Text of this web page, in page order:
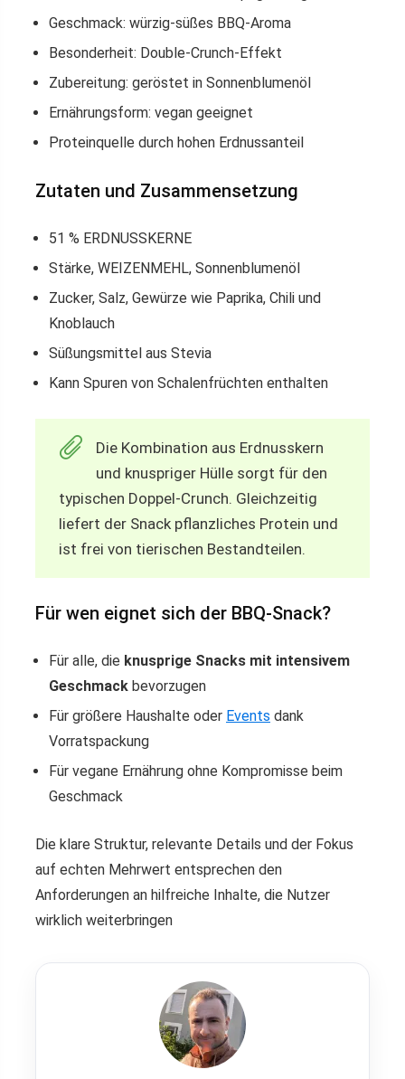
Geschmack: würzig-süßes BBQ-Aroma
Besonderheit: Double-Crunch-Effekt
Zubereitung: geröstet in Sonnenblumenöl
Ernährungsform: vegan geeignet
Proteinquelle durch hohen Erdnussanteil
Zutaten und Zusammensetzung
51 % ERDNUSSKERNE
Stärke, WEIZENMEHL, Sonnenblumenöl
Zucker, Salz, Gewürze wie Paprika, Chili und
Knoblauch
Süßungsmittel aus Stevia
Kann Spuren von Schalenfrüchten enthalten
Die Kombination aus Erdnusskern
und knuspriger Hülle sorgt für den
typischen Doppel-Crunch. Gleichzeitig
liefert der Snack pflanzliches Protein und
ist frei von tierischen Bestandteilen.
Für wen eignet sich der BBQ-Snack?
Für alle, die knusprige Snacks mit intensivem
Geschmack bevorzugen
Für größere Haushalte oder Events dank
Vorratspackung
Für vegane Ernährung ohne Kompromisse beim
Geschmack
Die klare Struktur, relevante Details und der Fokus
auf echten Mehrwert entsprechen den
Anforderungen an hilfreiche Inhalte, die Nutzer
wirklich weiterbringen